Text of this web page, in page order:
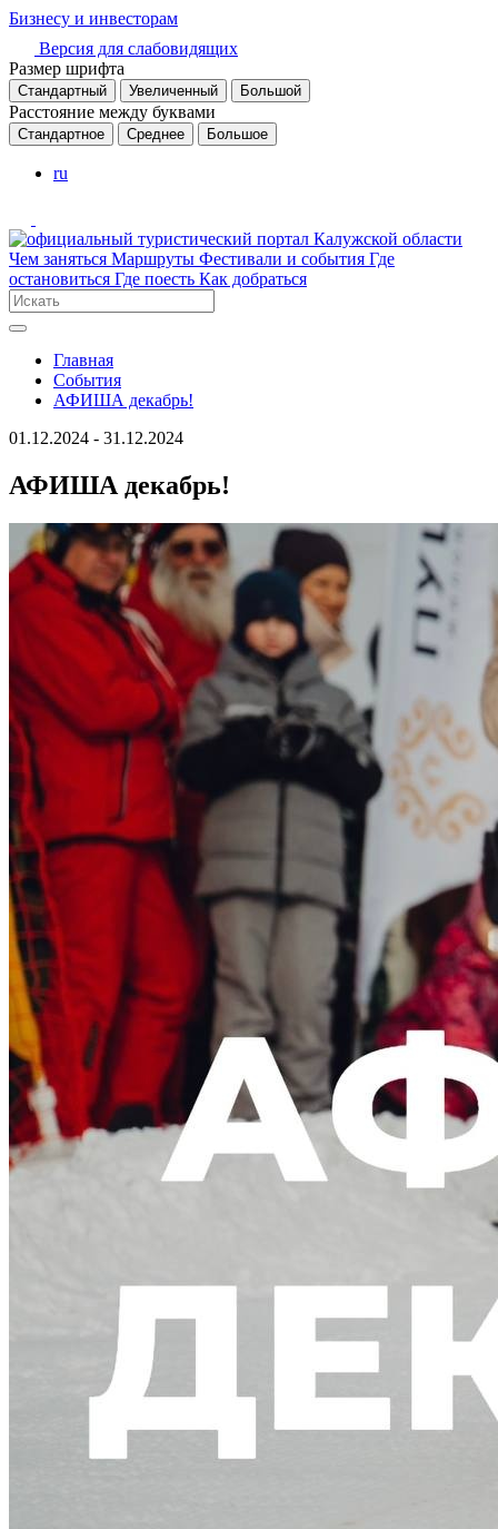
Бизнесу и инвесторам
Версия для слабовидящих
Размер шрифта
Стандартный Увеличенный Большой
Расстояние между буквами
Стандартное Среднее Большое
ru
Чем заняться Маршруты Фестивали и события Где
остановиться Где поесть Как добраться
Главная
События
АФИША декабрь!
01.12.2024 - 31.12.2024
АФИША декабрь!